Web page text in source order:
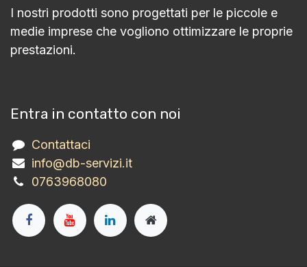
I nostri prodotti sono progettati per le piccole e
medie imprese che vogliono ottimizzare le proprie
prestazioni.
Entra in contatto con noi
Contattaci
info@db-servizi.it
0763968080